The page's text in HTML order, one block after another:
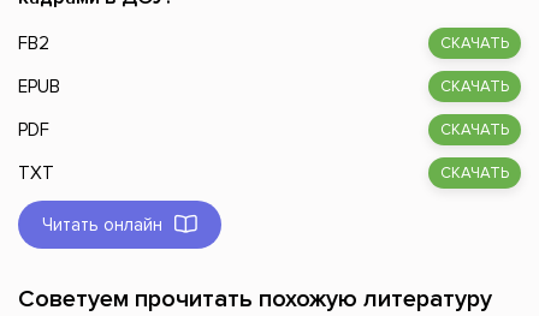
FB2 СКАЧАТЬ
EPUB СКАЧАТЬ
PDF СКАЧАТЬ
TXT СКАЧАТЬ
Читать онлайн
Советуем прочитать похожую литературу